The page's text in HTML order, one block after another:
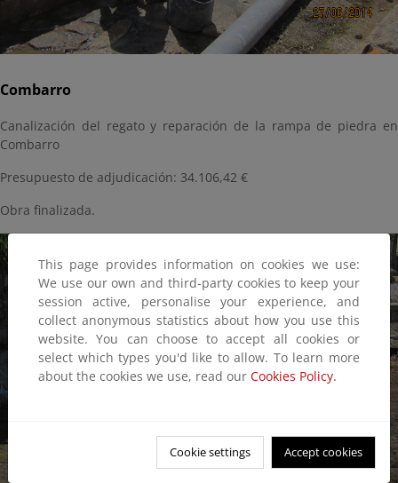
Combarro
Canalización del regato y reparación de la rampa de piedra en
Combarro
Presupuesto de adjudicación: 34.106,42 €
Obra finalizada.
This page provides information on cookies we use:
We use our own and third-party cookies to keep your
session active, personalise your experience, and
collect anonymous statistics about how you use this
website. You can choose to accept all cookies or
select which types you'd like to allow. To learn more
about the cookies we use, read our Cookies Policy.
Cookie settings Accept cookies